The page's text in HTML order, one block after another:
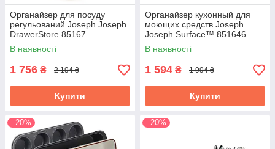
Органайзер для посуду
регульований Joseph Joseph
DrawerStore 85167
В наявності
1 756 ₴ 2 194 ₴
Купити
Органайзер кухонный для
моющих средств Joseph
Joseph Surface™ 851646
В наявності
1 594 ₴ 1 994 ₴
Купити
–20% –20%